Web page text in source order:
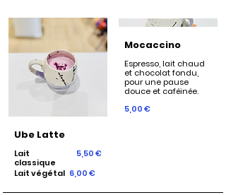
Ube Latte
Lait
classique
5,50 €
Lait végétal 6,00 €
Mocaccino
Espresso, lait chaud
et chocolat fondu,
pour une pause
douce et caféinée.
5,00 €